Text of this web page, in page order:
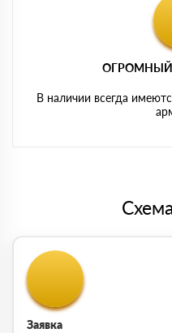
ОГРОМНЫЙ
В наличии всегда
Заявка